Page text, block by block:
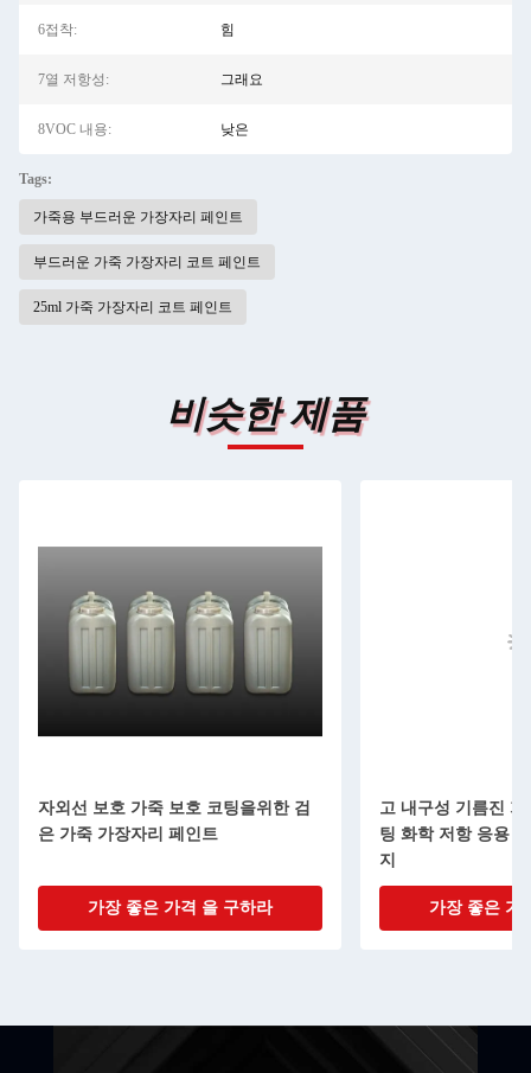
6접착: 힘
7열 저항성: 그래요
8VOC 내용: 낮은
Tags:
가죽용 부드러운 가장자리 페인트
부드러운 가죽 가장자리 코트 페인트
25ml 가죽 가장자리 코트 페인트
비슷한 제품
자외선 보호 가죽 보호 코팅을위한 검
은 가죽 가장자리 페인트
가장 좋은 가격 을 구하라
고 내구성 기름진
팅 화학 저항 응용
지
가장 좋은 가